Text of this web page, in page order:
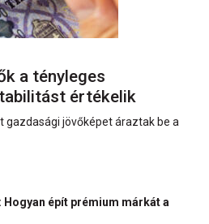
a tényleges
értékelik
gazdasági jövőképet áraztak be a
Hogyan épít prémium márkát a